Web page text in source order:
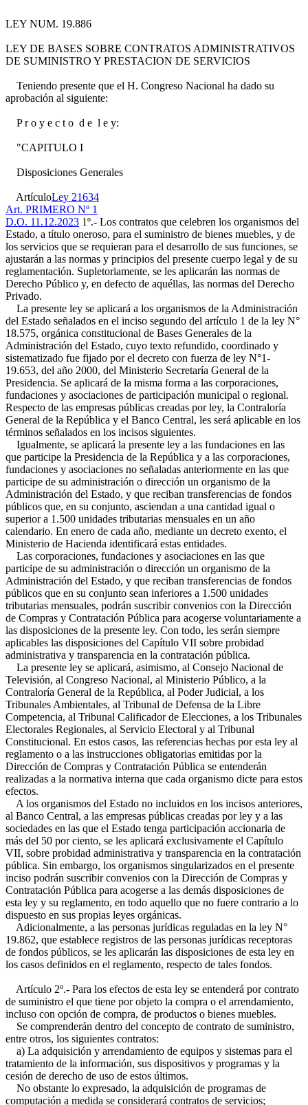
LEY NUM. 19.886
LEY DE BASES SOBRE CONTRATOS ADMINISTRATIVOS
DE SUMINISTRO Y PRESTACION DE SERVICIOS
Teniendo presente que el H. Congreso Nacional ha dado su
aprobación al siguiente:
P r o y e c t o d e l e y:
"CAPITULO I
Disposiciones Generales
ArtículoLey 21634
Art. PRIMERO Nº 1
D.O. 11.12.2023 1º.- Los contratos que celebren los organismos del
Estado, a título oneroso, para el suministro de bienes muebles, y de
los servicios que se requieran para el desarrollo de sus funciones, se
ajustarán a las normas y principios del presente cuerpo legal y de su
reglamentación. Supletoriamente, se les aplicarán las normas de
Derecho Público y, en defecto de aquéllas, las normas del Derecho
Privado.
La presente ley se aplicará a los organismos de la Administración
del Estado señalados en el inciso segundo del artículo 1 de la ley N°
18.575, orgánica constitucional de Bases Generales de la
Administración del Estado, cuyo texto refundido, coordinado y
sistematizado fue fijado por el decreto con fuerza de ley N°1-
19.653, del año 2000, del Ministerio Secretaría General de la
Presidencia. Se aplicará de la misma forma a las corporaciones,
fundaciones y asociaciones de participación municipal o regional.
Respecto de las empresas públicas creadas por ley, la Contraloría
General de la República y el Banco Central, les será aplicable en los
términos señalados en los incisos siguientes.
Igualmente, se aplicará la presente ley a las fundaciones en las
que participe la Presidencia de la República y a las corporaciones,
fundaciones y asociaciones no señaladas anteriormente en las que
participe de su administración o dirección un organismo de la
Administración del Estado, y que reciban transferencias de fondos
públicos que, en su conjunto, asciendan a una cantidad igual o
superior a 1.500 unidades tributarias mensuales en un año
calendario. En enero de cada año, mediante un decreto exento, el
Ministerio de Hacienda identificará estas entidades.
Las corporaciones, fundaciones y asociaciones en las que
participe de su administración o dirección un organismo de la
Administración del Estado, y que reciban transferencias de fondos
públicos que en su conjunto sean inferiores a 1.500 unidades
tributarias mensuales, podrán suscribir convenios con la Dirección
de Compras y Contratación Pública para acogerse voluntariamente a
las disposiciones de la presente ley. Con todo, les serán siempre
aplicables las disposiciones del Capítulo VII sobre probidad
administrativa y transparencia en la contratación pública.
La presente ley se aplicará, asimismo, al Consejo Nacional de
Televisión, al Congreso Nacional, al Ministerio Público, a la
Contraloría General de la República, al Poder Judicial, a los
Tribunales Ambientales, al Tribunal de Defensa de la Libre
Competencia, al Tribunal Calificador de Elecciones, a los Tribunales
Electorales Regionales, al Servicio Electoral y al Tribunal
Constitucional. En estos casos, las referencias hechas por esta ley al
reglamento o a las instrucciones obligatorias emitidas por la
Dirección de Compras y Contratación Pública se entenderán
realizadas a la normativa interna que cada organismo dicte para estos
efectos.
A los organismos del Estado no incluidos en los incisos anteriores,
al Banco Central, a las empresas públicas creadas por ley y a las
sociedades en las que el Estado tenga participación accionaria de
más del 50 por ciento, se les aplicará exclusivamente el Capítulo
VII, sobre probidad administrativa y transparencia en la contratación
pública. Sin embargo, los organismos singularizados en el presente
inciso podrán suscribir convenios con la Dirección de Compras y
Contratación Pública para acogerse a las demás disposiciones de
esta ley y su reglamento, en todo aquello que no fuere contrario a lo
dispuesto en sus propias leyes orgánicas.
Adicionalmente, a las personas jurídicas reguladas en la ley N°
19.862, que establece registros de las personas jurídicas receptoras
de fondos públicos, se les aplicarán las disposiciones de esta ley en
los casos definidos en el reglamento, respecto de tales fondos.
Artículo 2º.- Para los efectos de esta ley se entenderá por contrato
de suministro el que tiene por objeto la compra o el arrendamiento,
incluso con opción de compra, de productos o bienes muebles.
Se comprenderán dentro del concepto de contrato de suministro,
entre otros, los siguientes contratos:
a) La adquisición y arrendamiento de equipos y sistemas para el
tratamiento de la información, sus dispositivos y programas y la
cesión de derecho de uso de estos últimos.
No obstante lo expresado, la adquisición de programas de
computación a medida se considerará contratos de servicios;